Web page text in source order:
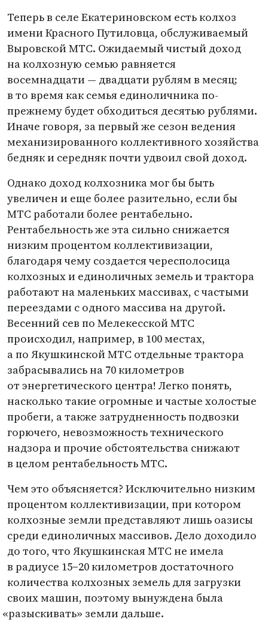
Теперь в селе Екатериновском есть колхоз
имени Красного Путиловца, обслуживаемый
Выровской МТС. Ожидаемый чистый доход
на колхозную семью равняется
восемнадцати — двадцати рублям в месяц;
в то время как семья единоличника по-
прежнему будет обходиться десятью рублями.
Иначе говоря, за первый же сезон ведения
механизированного коллективного хозяйства
бедняк и середняк почти удвоил свой доход.
Однако доход колхозника мог бы быть
увеличен и еще более разительно, если бы
МТС работали более рентабельно.
Рентабельность же эта сильно снижается
низким процентом коллективизации,
благодаря чему создается чересполосица
колхозных и единоличных земель и трактора
работают на маленьких массивах, с частыми
переездами с одного массива на другой.
Весенний сев по Мелекесской МТС
происходил, например, в 100 местах,
а по Якушкинской МТС отдельные трактора
забрасывались на 70 километров
от энергетического центра! Легко понять,
насколько такие огромные и частые холостые
пробеги, а также затрудненность подвозки
горючего, невозможность технического
надзора и прочие обстоятельства снижают
в целом рентабельность МТС.
Чем это объясняется? Исключительно низким
процентом коллективизации, при котором
колхозные земли представляют лишь оазисы
среди единоличных массивов. Дело доходило
до того, что Якушкинская МТС не имела
в радиусе 15−20 километров достаточного
количества колхозных земель для загрузки
своих машин, поэтому вынуждена была
«разыскивать» земли дальше.